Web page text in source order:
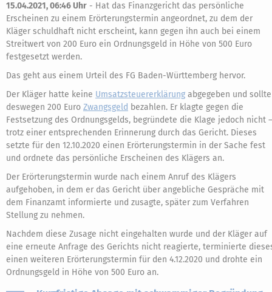
15.04.2021, 06:46 Uhr - Hat das Finanzgericht das persönliche
Erscheinen zu einem Erörterungstermin angeordnet, zu dem der
Kläger schuldhaft nicht erscheint, kann gegen ihn auch bei einem
Streitwert von 200 Euro ein Ordnungsgeld in Höhe von 500 Euro
festgesetzt werden.
Das geht aus einem Urteil des FG Baden-Württemberg hervor.
Der Kläger hatte keine Umsatzsteuererklärung abgegeben und sollte
deswegen 200 Euro Zwangsgeld bezahlen. Er klagte gegen die
Festsetzung des Ordnungsgelds, begründete die Klage jedoch nicht –
trotz einer entsprechenden Erinnerung durch das Gericht. Dieses
setzte für den 12.10.2020 einen Erörterungstermin in der Sache fest
und ordnete das persönliche Erscheinen des Klägers an.
Der Erörterungstermin wurde nach einem Anruf des Klägers
aufgehoben, in dem er das Gericht über angebliche Gespräche mit
dem Finanzamt informierte und zusagte, später zum Verfahren
Stellung zu nehmen.
Nachdem diese Zusage nicht eingehalten wurde und der Kläger auf
eine erneute Anfrage des Gerichts nicht reagierte, terminierte
einen weiteren Erörterungstermin für den 4.12.2020 und drohte ein
Ordnungsgeld in Höhe von 500 Euro an.